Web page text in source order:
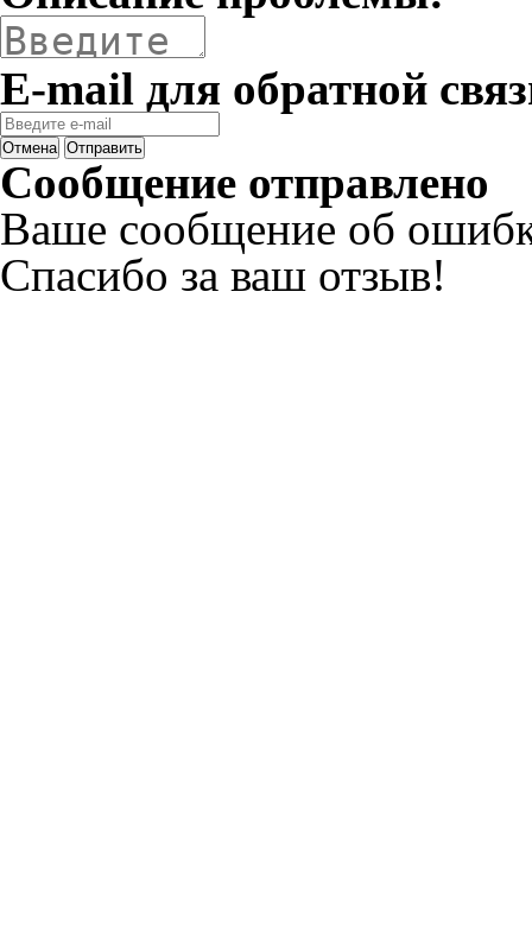
E-mail для обратной
Отмена Отправить
Сообщение отправлено
Ваше сообщение об
Спасибо за ваш отзыв!